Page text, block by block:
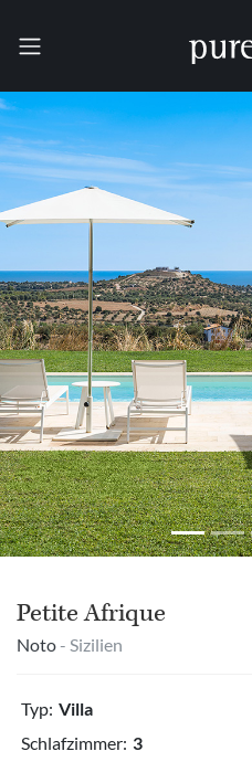
Petite Afrique
Noto - Sizilien
Typ: Villa
Schlafzimmer: 3